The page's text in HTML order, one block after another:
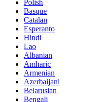
Polish
Basque
Catalan
Esperanto
Hindi
Lao
Albanian
Amharic
Armenian
Azerbaijani
Belarusian
Bengali